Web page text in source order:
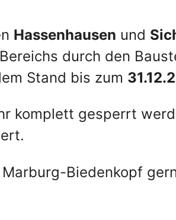
Hassenhausen und
durch den
Stand bis zum
komplett gesperrt
Biedenkopf